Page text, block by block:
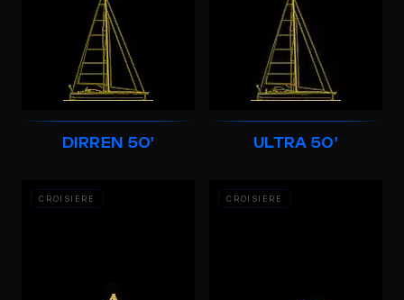
DIRREN 50' ULTRA 50'
CROISIÈRE CROISIÈRE